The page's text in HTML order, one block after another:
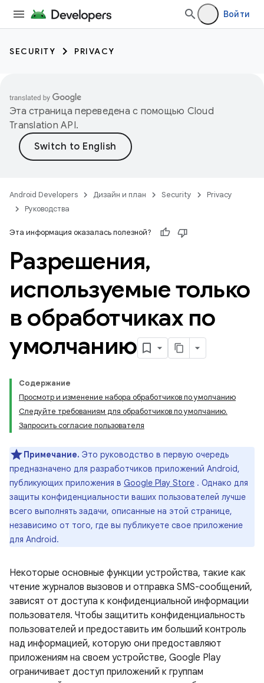
Войти
SECURITY PRIVACY
Эта страница переведена с помощью Cloud
Translation API.
Android Developers Дизайн и план Security
Privacy
Руководства
Эта информация оказалась полезной?
Разрешения,
используемые только
в обработчиках по
умолчанию
Содержание
Просмотр и изменение набора обработчиков по умолчанию
Следуйте требованиям для обработчиков по умолчанию.
Запросить согласие пользователя
Примечание. Это руководство в первую очередь
предназначено для разработчиков приложений Android,
публикующих приложения в Google Play Store . Однако для
защиты конфиденциальности ваших пользователей лучше
всего выполнять задачи, описанные на этой странице,
независимо от того, где вы публикуете свое приложение
для Android.
Некоторые основные функции устройства, такие как
чтение журналов вызовов и отправка SMS-сообщений,
зависят от доступа к конфиденциальной информации
пользователя. Чтобы защитить конфиденциальность
пользователей и предоставить им больший контроль
над информацией, которую они предоставляют
приложениям на своем устройстве, Google Play
ограничивает доступ приложений к группам